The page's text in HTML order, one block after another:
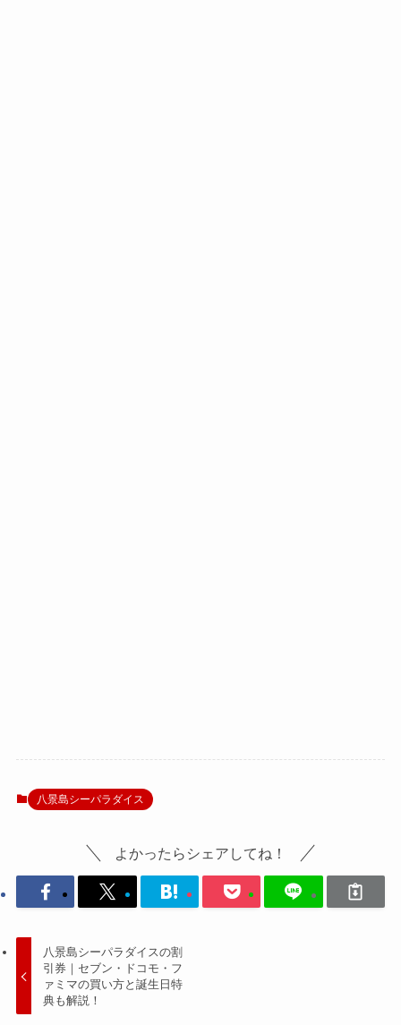
八景島シーパラダイス
よかったらシェアしてね！
八景島シーパラダイスの割
引券｜セブン・ドコモ・フ
ァミマの買い方と誕生日特
典も解説！